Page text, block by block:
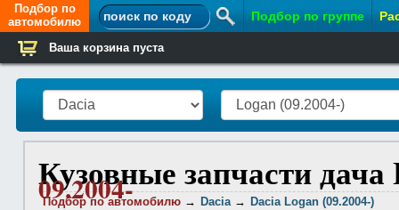
Подбор по
автомобилю
Подбор по группе
Контакты
Ваша корзина пуста
Кузовные запчасти
09.2004-
Подбор по автомобилю→ Dacia→ Dacia Logan (09.2004-)